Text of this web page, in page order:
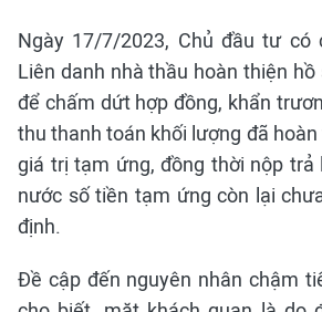
Ngày 17/7/2023, Chủ đầu tư có
Liên danh nhà thầu hoàn thiện
để chấm dứt hợp đồng, khẩn
thu thanh toán khối lượng đã
giá trị tạm ứng, đồng thời nộp trả
nước số tiền tạm ứng còn lại
định.
Đề cập đến nguyên nhân chậm